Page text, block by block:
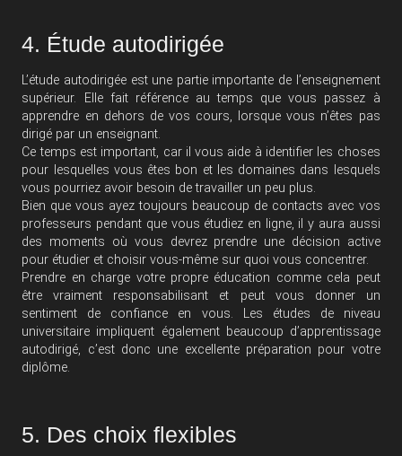
4. Étude autodirigée
L’étude autodirigée est une partie importante de l’enseignement
supérieur. Elle fait référence au temps que vous passez à
apprendre en dehors de vos cours, lorsque vous n’êtes pas
dirigé par un enseignant.
Ce temps est important, car il vous aide à identifier les choses
pour lesquelles vous êtes bon et les domaines dans lesquels
vous pourriez avoir besoin de travailler un peu plus.
Bien que vous ayez toujours beaucoup de contacts avec vos
professeurs pendant que vous étudiez en ligne, il y aura aussi
des moments où vous devrez prendre une décision active
pour étudier et choisir vous-même sur quoi vous concentrer.
Prendre en charge votre propre éducation comme cela peut
être vraiment responsabilisant et peut vous donner un
sentiment de confiance en vous. Les études de niveau
universitaire impliquent également beaucoup d’apprentissage
autodirigé, c’est donc une excellente préparation pour votre
diplôme.
5. Des choix flexibles